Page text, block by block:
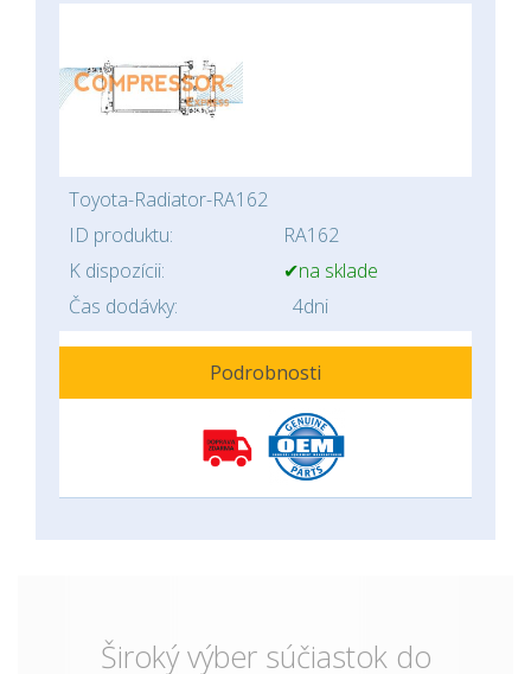
Toyota-Radiator-RA162
ID produktu:
RA162
K dispozícii:
✔na sklade
Čas dodávky:
4dni
Podrobnosti
Široký výber súčiastok do